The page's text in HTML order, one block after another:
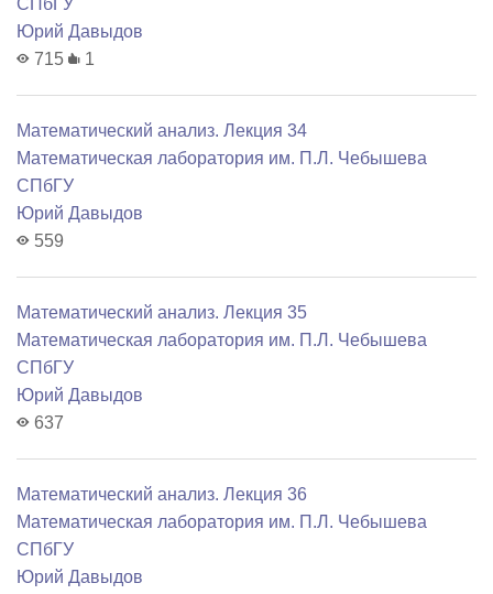
СПбГУ
Юрий Давыдов
715
1
Математический анализ. Лекция 34
Математичеcкая лаборатория им. П.Л. Чебышева
СПбГУ
Юрий Давыдов
559
Математический анализ. Лекция 35
Математичеcкая лаборатория им. П.Л. Чебышева
СПбГУ
Юрий Давыдов
637
Математический анализ. Лекция 36
Математичеcкая лаборатория им. П.Л. Чебышева
СПбГУ
Юрий Давыдов